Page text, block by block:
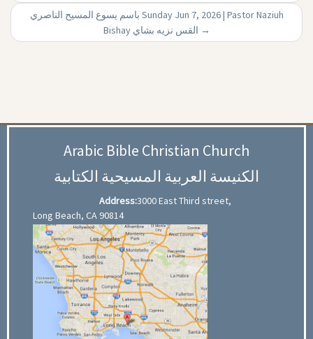
باسم يسوع المسيح الناصري Sunday Jun 7, 2026 | Pastor Naziuh
→
Arabic Bible Christian Church
الكنيسة العربية المسيحية الكتابية
Address:3000 East Third street,
Long Beach, CA 90814